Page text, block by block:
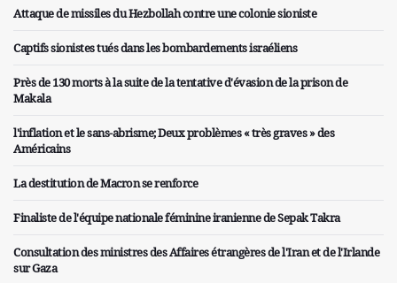
Attaque de missiles du Hezbollah contre une colonie sioniste
Captifs sionistes tués dans les bombardements israéliens
Près de 130 morts à la suite de la tentative d'évasion de la prison de
Makala
l'inflation et le sans-abrisme; Deux problèmes « très graves » des
Américains
La destitution de Macron se renforce
Finaliste de l'équipe nationale féminine iranienne de Sepak Takra
Consultation des ministres des Affaires étrangères de l'Iran et de l'Irlande
sur Gaza